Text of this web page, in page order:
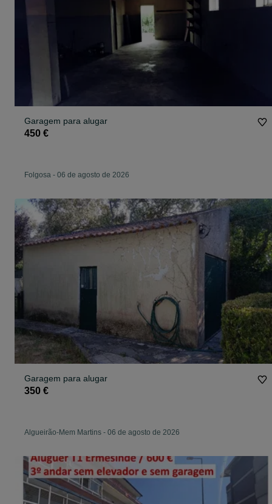
Garagem para alugar
450 €
Folgosa - 06 de agosto de 2026
Garagem para alugar
350 €
Algueirão-Mem Martins - 06 de agosto de 2026